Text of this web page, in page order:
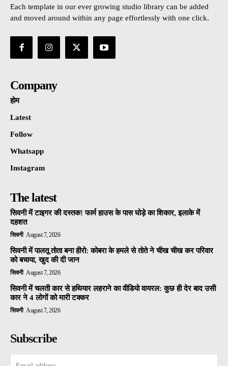
Each template in our ever growing studio library can be added
and moved around within any page effortlessly with one click.
Company
होम
Latest
Follow
Whatsapp
Instagram
The latest
सिवनी में टाइगर की दस्तक! फार्म हाउस के पास घोड़े का शिकार, इलाके में
दहशत
सिवनी August 7, 2026
सिवनी में पालतू तोता बना हीरो: कोबरा के हमले से तोते ने चीख चीख कर परिवार
को बचाया, खुद की दी जान
सिवनी August 7, 2026
सिवनी में चलती कार से हथियार लहराने का वीडियो वायरल: कुछ ही देर बाद उसी
कार ने 4 लोगों को मारी टक्कर
सिवनी August 7, 2026
Subscribe